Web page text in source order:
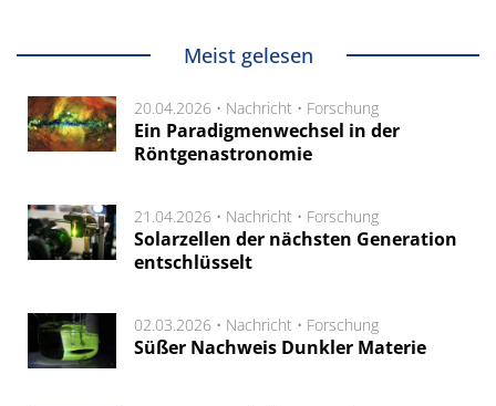
Meist gelesen
20.04.2026 • Nachricht • Forschung
Ein Paradigmenwechsel in der
Röntgenastronomie
21.04.2026 • Nachricht • Forschung
Solarzellen der nächsten Generation
entschlüsselt
02.03.2026 • Nachricht • Forschung
Süßer Nachweis Dunkler Materie